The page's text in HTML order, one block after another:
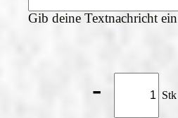
Gib deine Textnachricht ein
-
Jindrak
Wertgutschein
Stk